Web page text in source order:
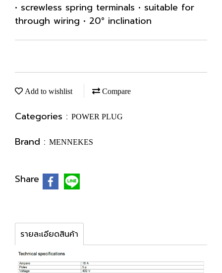
• screwless spring terminals • suitable for
through wiring • 20° inclination
Add to wishlist Compare
Categories : POWER PLUG
Brand : MENNEKES
Share
รายละเอียดสินค้า